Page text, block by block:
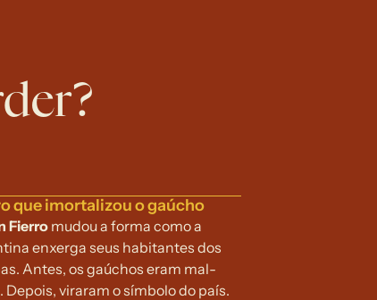
que imortalizou o gaúcho
Fierro mudou a forma como a
enxerga seus habitantes dos
Antes, os gaúchos eram mal-
Depois, viraram o símbolo do país.